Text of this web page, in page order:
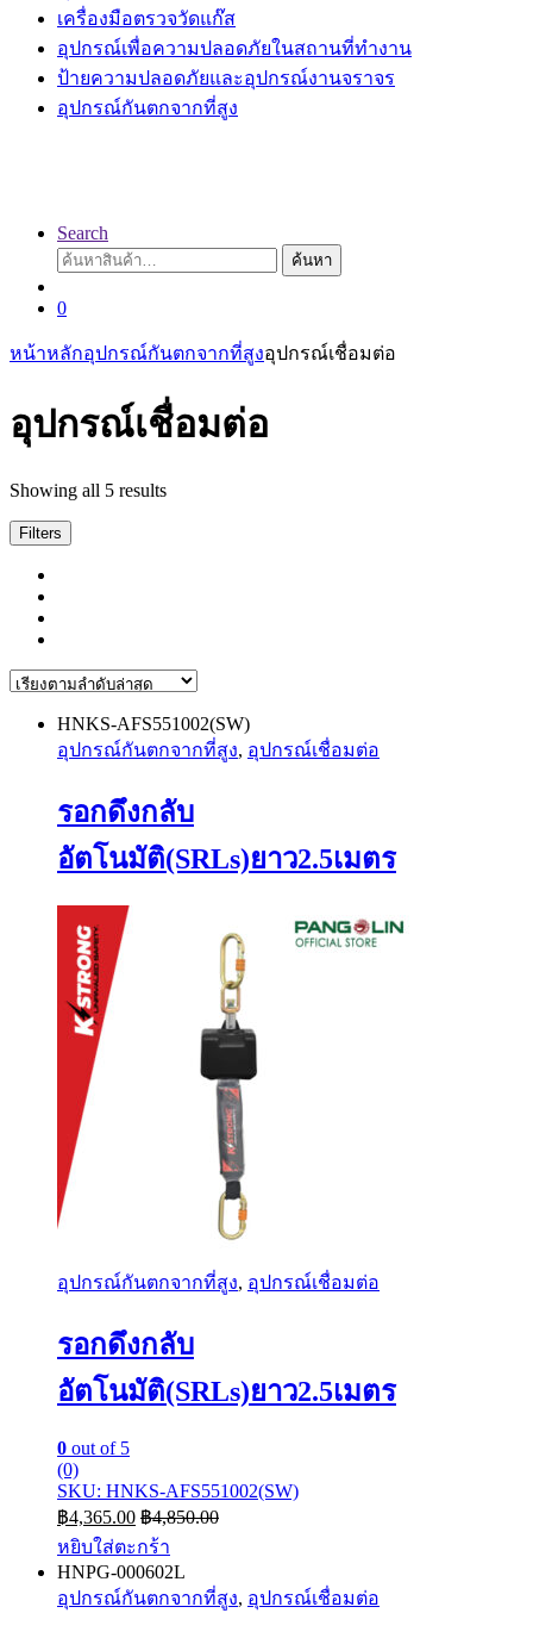
เครื่องมือตรวจวัดแก๊ส
อุปกรณ์เพื่อความปลอดภัยในสถานที่ทำงาน
ป้ายความปลอดภัยและอุปกรณ์งานจราจร
อุปกรณ์กันตกจากที่สูง
Search
ค้นหา:
ค้นหา
0
หน้าหลักอุปกรณ์กันตกจากที่สูงอุปกรณ์เชื่อมต่อ
อุปกรณ์เชื่อมต่อ
Showing all 5 resultsSorted
Filters
HNKS-AFS551002(SW)
อุปกรณ์กันตกจากที่สูง, อุปกรณ์เชื่อมต่อ
รอกดึงกลับ
อัตโนมัติ(SRLs)ยาว2.5เมตร
อุปกรณ์กันตกจากที่สูง, อุปกรณ์เชื่อมต่อ
รอกดึงกลับ
อัตโนมัติ(SRLs)ยาว2.5เมตร
0 out of 5
(0)
SKU: HNKS-AFS551002(SW)
฿4,365.00 ฿4,850.00
หยิบใส่ตะกร้า
HNPG-000602L
อุปกรณ์กันตกจากที่สูง, อุปกรณ์เชื่อมต่อ